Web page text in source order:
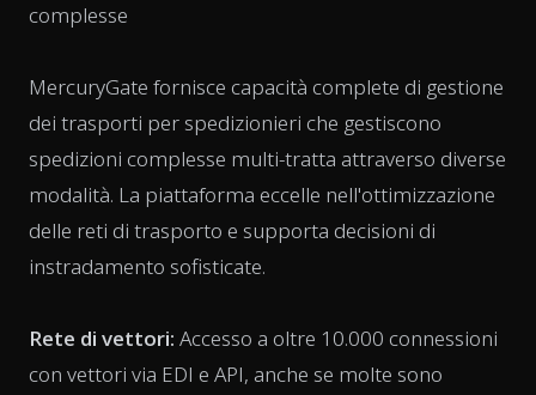
complesse
MercuryGate fornisce capacità complete di gestione
dei trasporti per spedizionieri che gestiscono
spedizioni complesse multi-tratta attraverso diverse
modalità. La piattaforma eccelle nell'ottimizzazione
delle reti di trasporto e supporta decisioni di
instradamento sofisticate.
Rete di vettori: Accesso a oltre 10.000 connessioni
con vettori via EDI e API, anche se molte sono